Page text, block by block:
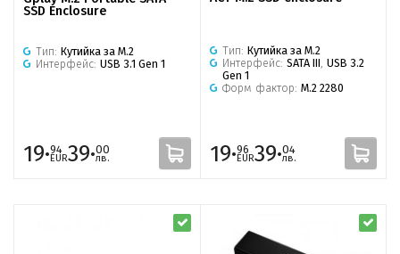
SSD Enclosure
Тип: Кутийка за M.2
Интерфейс: USB 3.1 Gen 1
19·94
EUR39·00
лв.
Тип: Кутийка за M.2
Интерфейс: SATA III, USB 3.2
Gen 1
Форм фактор: M.2 2280
19·96
EUR39·04
лв.